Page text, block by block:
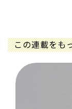
この連載をも